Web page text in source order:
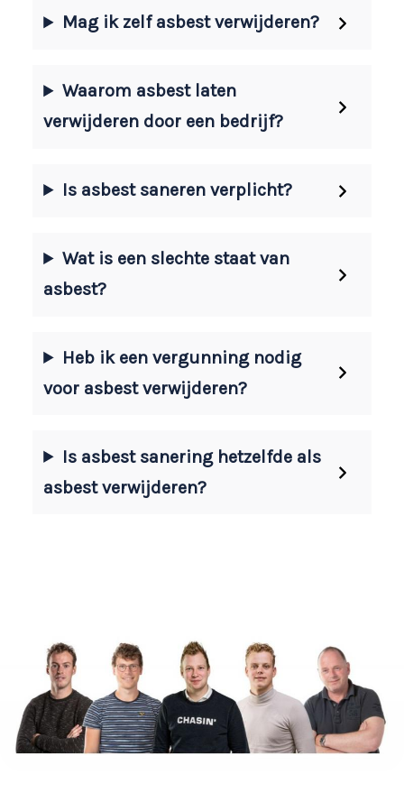
Mag ik zelf asbest verwijderen?
Waarom asbest laten
verwijderen door een bedrijf?
Is asbest saneren verplicht?
Wat is een slechte staat van
asbest?
Heb ik een vergunning nodig
voor asbest verwijderen?
Is asbest sanering hetzelfde als
asbest verwijderen?